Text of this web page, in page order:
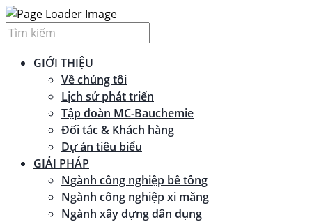
GIỚI THIỆU
Về chúng tôi
Lịch sử phát triển
Tập đoàn MC-Bauchemie
Đối tác & Khách hàng
Dự án tiêu biểu
GIẢI PHÁP
Ngành công nghiệp bê tông
Ngành công nghiệp xi măng
Ngành xây dựng dân dụng